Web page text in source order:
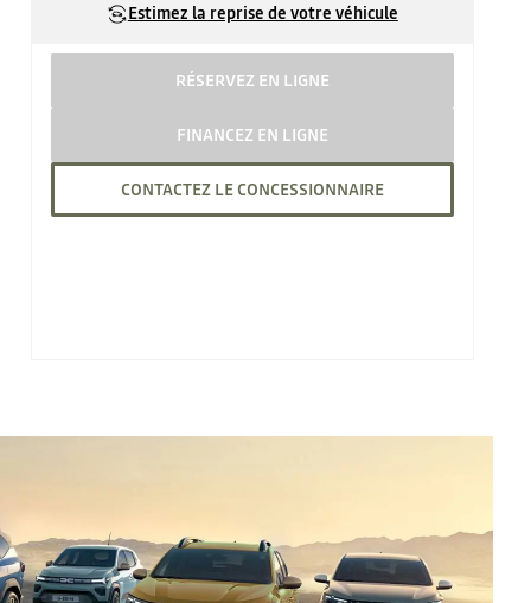
Estimez la reprise de votre véhicule
RÉSERVEZ EN LIGNE
FINANCEZ EN LIGNE
CONTACTEZ LE CONCESSIONNAIRE